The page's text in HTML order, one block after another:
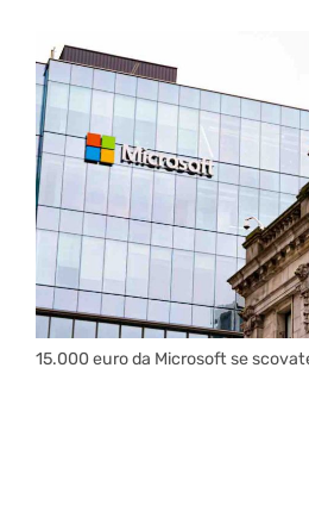
15.000 euro da Microsoft se